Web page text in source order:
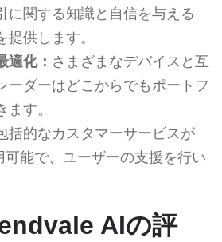
に関する知識と自信を与える
供します。
適化： さまざまなデバイスと互
ーダーはどこからでもポートフ
ます。
括的なカスタマーサービスが
可能で、ユーザーの支援を行い
AIの評